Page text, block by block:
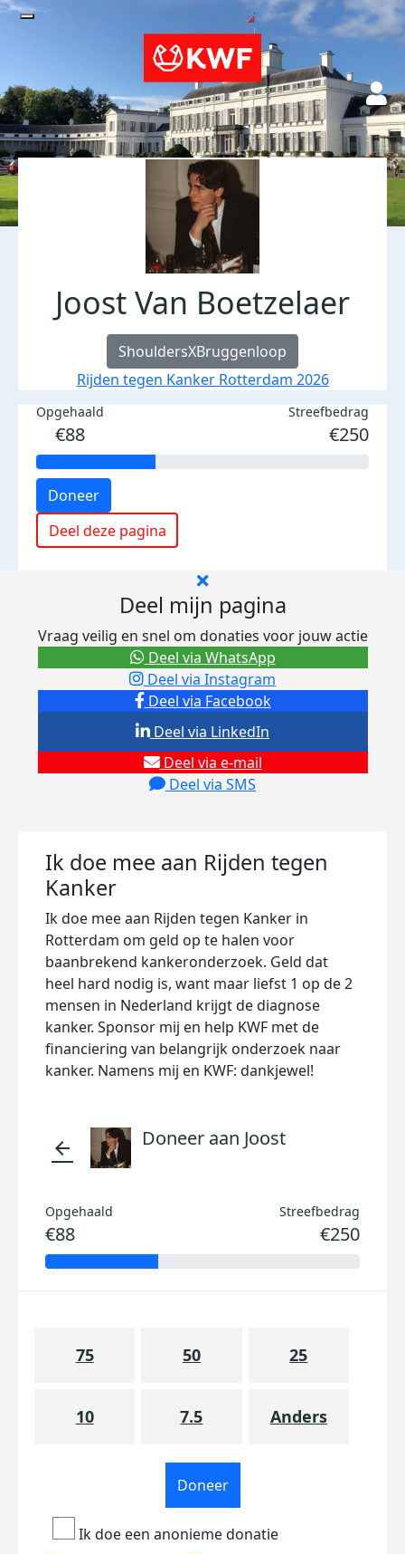
Joost Van Boetzelaer
ShouldersXBruggenloop
Rijden tegen Kanker Rotterdam 2026
Opgehaald
€88
Streefbedrag
€250
Doneer
Deel deze pagina
Deel mijn pagina
Vraag veilig en snel om donaties voor jouw actie
Deel via Facebook
Deel via Instagram
Deel via e-mail
Deel via SMS
Deel via LinkedIn
Deel via WhatsApp
Ik doe mee aan Rijden tegen
Kanker
Ik doe mee aan Rijden tegen Kanker in
Rotterdam om geld op te halen voor
baanbrekend kankeronderzoek. Geld dat
heel hard nodig is, want maar liefst 1 op de 2
mensen in Nederland krijgt de diagnose
kanker. Sponsor mij en help KWF met de
financiering van belangrijk onderzoek naar
kanker. Namens mij en KWF: dankjewel!
arrow_back Doneer aan Joost
Opgehaald
€88
Streefbedrag
€250
75 50 25
10 7.5 Anders
Doneer
Ik doe een anonieme donatie